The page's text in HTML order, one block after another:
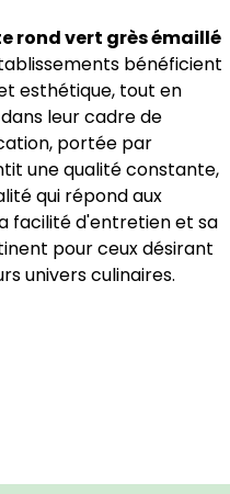
rond vert grès émaillé
bénéficient
esthétique, tout en
leur cadre de
portée par
une qualité constante,
qui répond aux
facilité d'entretien et sa
pour ceux désirant
univers culinaires.